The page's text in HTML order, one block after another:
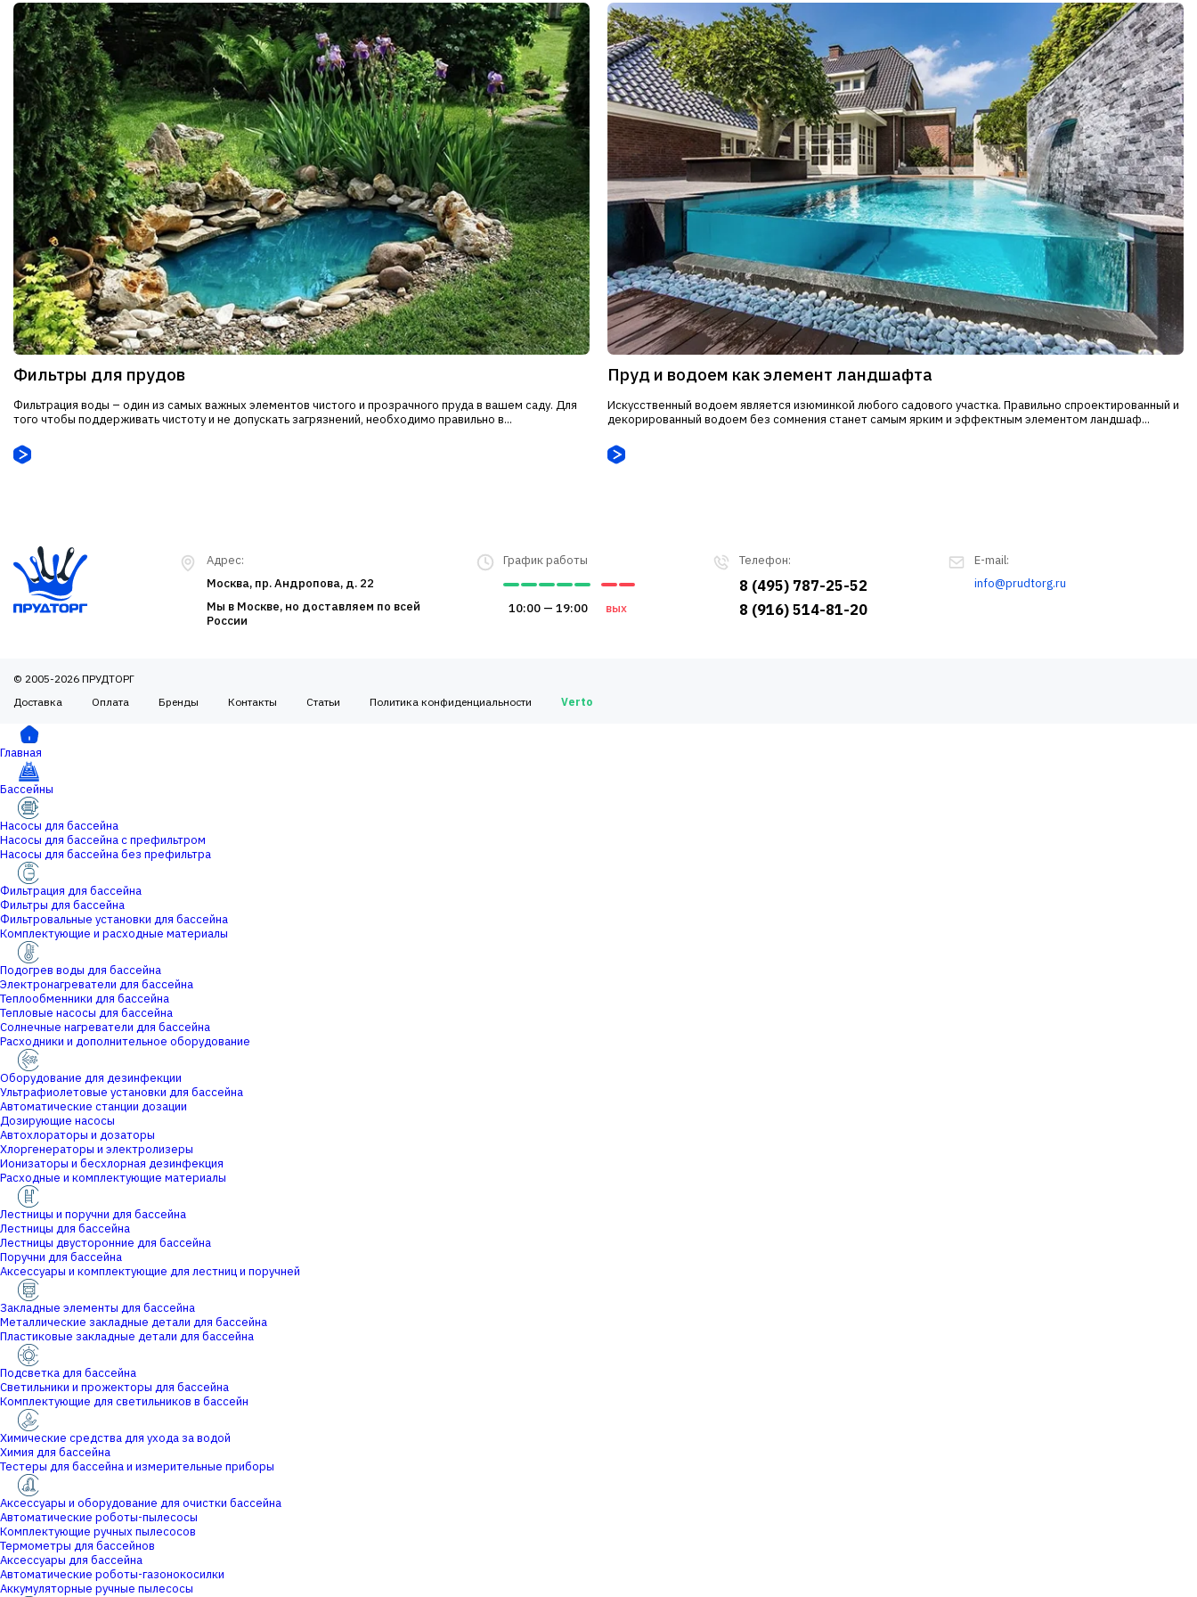
Фильтры для прудов
Фильтрация воды – один из самых важных элементов чистого и прозрачного пруда в вашем саду. Для
того чтобы поддерживать чистоту и не допускать загрязнений, необходимо правильно в...
Пруд и водоем как элемент ландшафта
Искусственный водоем является изюминкой любого садового участка. Правильно спроектированный и
декорированный водоем без сомнения станет самым ярким и эффектным элементом ландшаф...
Телефон:
8 (495) 787-25-52
8 (916) 514-81-20
График работы
10:00 — 19:00 вых
E-mail:
info@prudtorg.ru
Адрес:
Москва, пр. Андропова, д. 22
Мы в Москве, но доставляем по всей
России
© 2005-2026 ПРУДТОРГ
Доставка
Оплата Бренды Контакты Статьи Политика конфиденциальности Verto
Главная
Бассейны
Насосы для бассейна
Насосы для бассейна с префильтром
Насосы для бассейна без префильтра
Фильтрация для бассейна
Фильтры для бассейна
Фильтровальные установки для бассейна
Комплектующие и расходные материалы
Подогрев воды для бассейна
Электронагреватели для бассейна
Теплообменники для бассейна
Тепловые насосы для бассейна
Солнечные нагреватели для бассейна
Расходники и дополнительное оборудование
Оборудование для дезинфекции
Ультрафиолетовые установки для бассейна
Автоматические станции дозации
Дозирующие насосы
Автохлораторы и дозаторы
Хлоргенераторы и электролизеры
Ионизаторы и бесхлорная дезинфекция
Расходные и комплектующие материалы
Лестницы и поручни для бассейна
Лестницы для бассейна
Лестницы двусторонние для бассейна
Поручни для бассейна
Аксессуары и комплектующие для лестниц и поручней
Закладные элементы для бассейна
Металлические закладные детали для бассейна
Пластиковые закладные детали для бассейна
Подсветка для бассейна
Светильники и прожекторы для бассейна
Комплектующие для светильников в бассейн
Химические средства для ухода за водой
Химия для бассейна
Тестеры для бассейна и измерительные приборы
Аксессуары и оборудование для очистки бассейна
Автоматические роботы-пылесосы
Комплектующие ручных пылесосов
Термометры для бассейнов
Аксессуары для бассейна
Автоматические роботы-газонокосилки
Аккумуляторные ручные пылесосы